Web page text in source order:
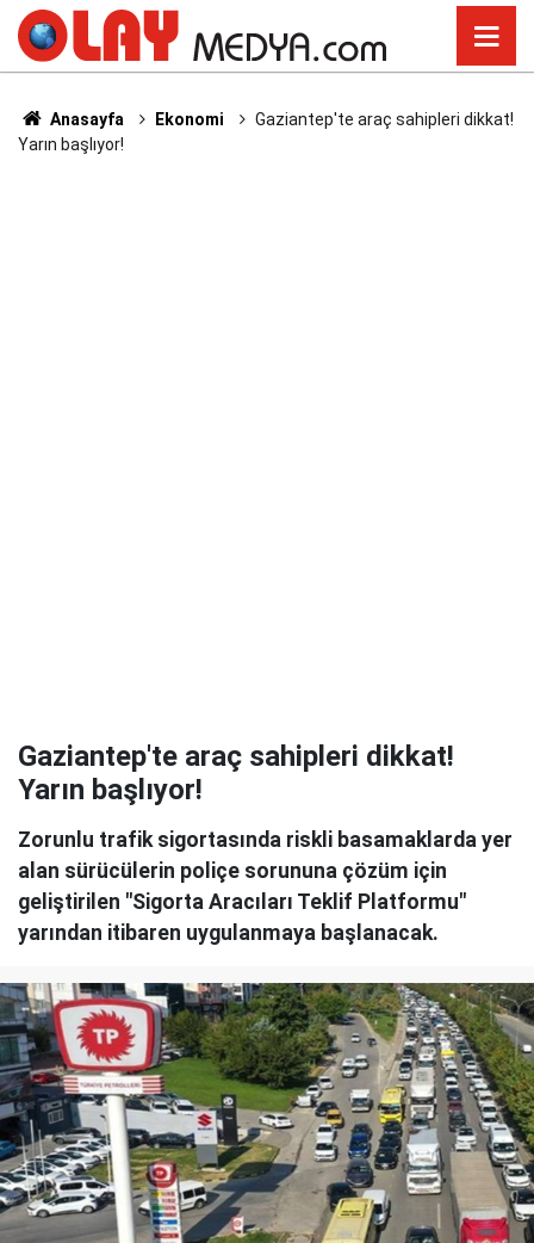
Anasayfa Ekonomi
Gaziantep'te araç sahipleri dikkat!
Yarın başlıyor!
Gaziantep'te araç sahipleri dikkat!
Yarın başlıyor!
Zorunlu trafik sigortasında riskli basamaklarda yer
alan sürücülerin poliçe sorununa çözüm için
geliştirilen "Sigorta Aracıları Teklif Platformu"
yarından itibaren uygulanmaya başlanacak.